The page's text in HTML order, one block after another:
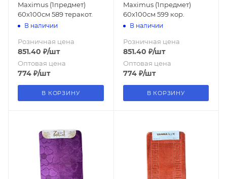
Maximus (1предмет)
60х100см 589 теракот.
В наличии
Розничная цена
851.40 ₽/шт
Оптовая цена
774 ₽/шт
В КОРЗИНУ
Maximus (1предмет)
60х100см 599 кор.
В наличии
Розничная цена
851.40 ₽/шт
Оптовая цена
774₽/шт
В КОРЗИНУ